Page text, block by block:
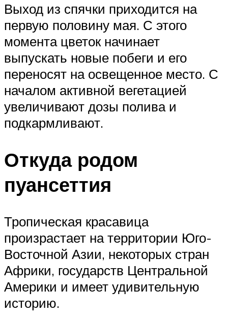
Выход из спячки приходится на
первую половину мая. С этого
момента цветок начинает
выпускать новые побеги и его
переносят на освещенное место. С
началом активной вегетацией
увеличивают дозы полива и
подкармливают.
Откуда родом
пуансеттия
Тропическая красавица
произрастает на территории Юго-
Восточной Азии, некоторых стран
Африки, государств Центральной
Америки и имеет удивительную
историю.